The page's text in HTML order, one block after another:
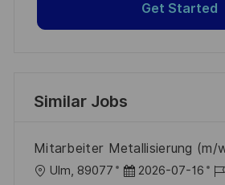
Get Started
Similar Jobs
Mitarbeiter Metallisierung (m/
L
Ulm, 89077
P
2026-07-16
J